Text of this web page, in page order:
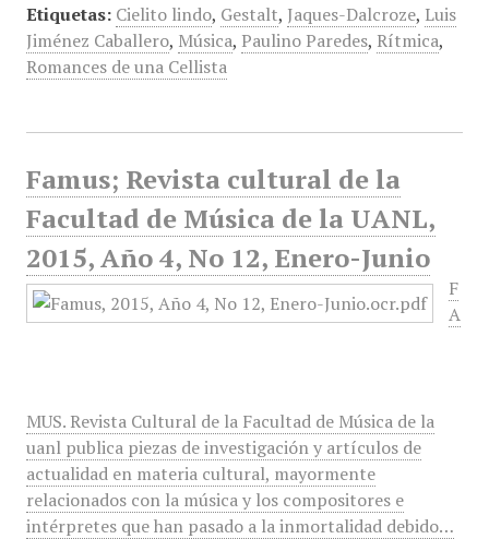
Etiquetas: Cielito lindo, Gestalt, Jaques-Dalcroze, Luis
Jiménez Caballero, Música, Paulino Paredes, Rítmica,
Romances de una Cellista
Famus; Revista cultural de la
Facultad de Música de la UANL,
2015, Año 4, No 12, Enero-Junio
F
A
MUS. Revista Cultural de la Facultad de Música de la
uanl publica piezas de investigación y artículos de
actualidad en materia cultural, mayormente
relacionados con la música y los compositores e
intérpretes que han pasado a la inmortalidad debido…